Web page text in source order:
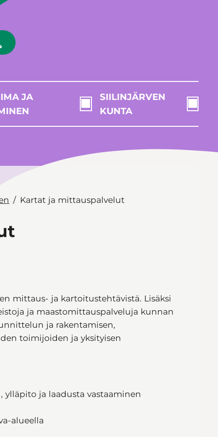
JA
SIILINJÄRVEN
KUNTA
Kartat ja mittauspalvelut
mittaus- ja kartoitustehtävistä. Lisäksi
ja maastomittauspalveluja kunnan
ja rakentamisen,
toimijoiden ja yksityisen
ja laadusta vastaaminen
alueella